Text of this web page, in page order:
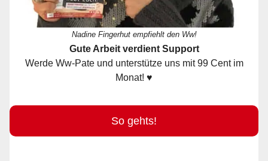
Nadine Fingerhut empfiehlt den Ww!
Gute Arbeit verdient Support
Werde Ww-Pate und unterstütze uns mit 99 Cent im
Monat! ♥
So gehts!